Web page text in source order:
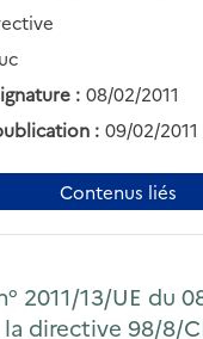
: 08/02/2011
: 09/02/2011
Contenus liés
2011/13/UE du
directive 98/8/